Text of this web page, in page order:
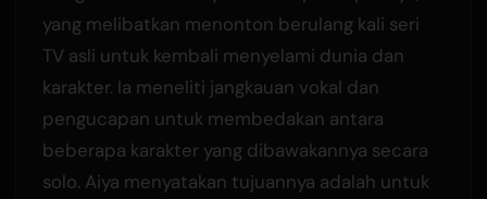
yang melibatkan menonton berulang kali seri
TV asli untuk kembali menyelami dunia dan
karakter. Ia meneliti jangkauan vokal dan
pengucapan untuk membedakan antara
beberapa karakter yang dibawakannya secara
solo. Aiya menyatakan tujuannya adalah untuk